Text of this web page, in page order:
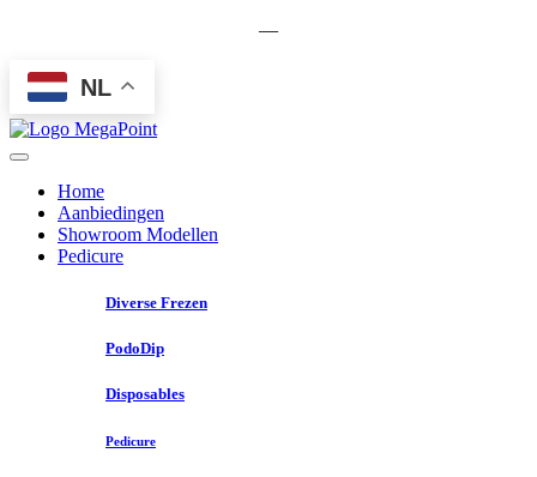
—
NL
Home
Aanbiedingen
Showroom Modellen
Pedicure
Diverse Frezen
PodoDip
Disposables
Pedicure